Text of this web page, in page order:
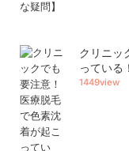
クリニッ
っている
1449view